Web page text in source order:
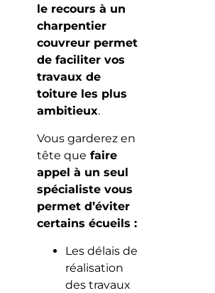
le recours à un
charpentier
couvreur permet
de faciliter vos
travaux de
toiture les plus
ambitieux.
Vous garderez en
tête que faire
appel à un seul
spécialiste vous
permet d’éviter
certains écueils :
Les délais de
réalisation
des travaux